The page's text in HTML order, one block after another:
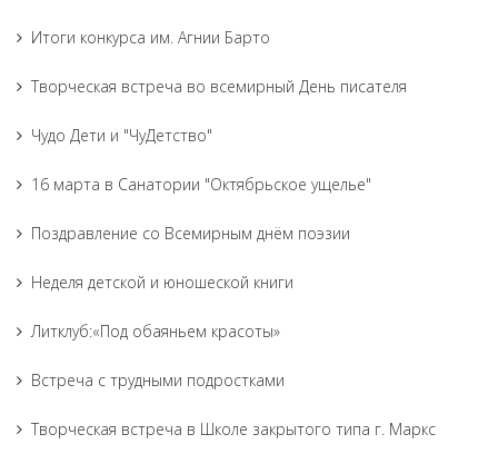
Итоги конкурса им. Агнии Барто
Творческая встреча во всемирный День писателя
Чудо Дети и "ЧуДетство"
16 марта в Санатории "Октябрьское ущелье"
Поздравление со Всемирным днём поэзии
Неделя детской и юношеской книги
Литклуб:«Под обаяньем красоты»
Встреча с трудными подростками
Творческая встреча в Школе закрытого типа г. Маркс